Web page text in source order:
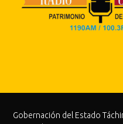
Gobernación del Estado